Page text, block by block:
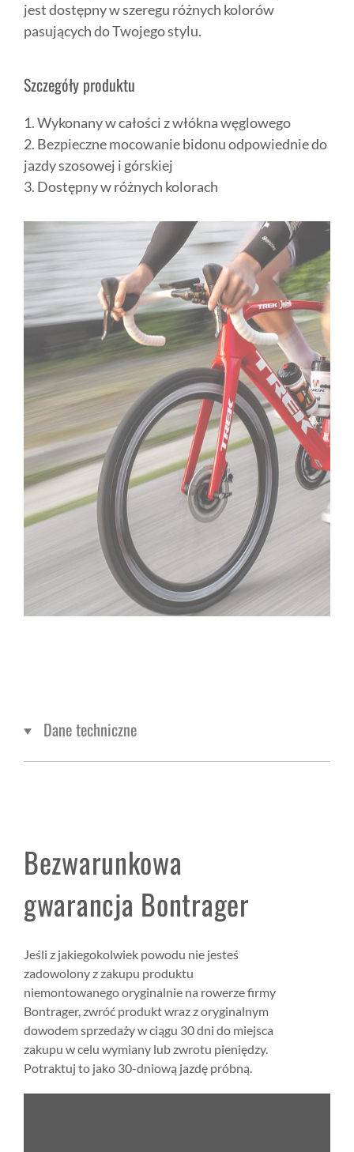
jest dostępny w szeregu różnych kolorów
pasujących do Twojego stylu.
Szczegóły produktu
1. Wykonany w całości z włókna węglowego
2. Bezpieczne mocowanie bidonu odpowiednie do
jazdy szosowej i górskiej
3. Dostępny w różnych kolorach
Dane techniczne
Bezwarunkowa
gwarancja Bontrager
Jeśli z jakiegokolwiek powodu nie jesteś
zadowolony z zakupu produktu
niemontowanego oryginalnie na rowerze firmy
Bontrager, zwróć produkt wraz z oryginalnym
dowodem sprzedaży w ciągu 30 dni do miejsca
zakupu w celu wymiany lub zwrotu pieniędzy.
Potraktuj to jako 30-dniową jazdę próbną.